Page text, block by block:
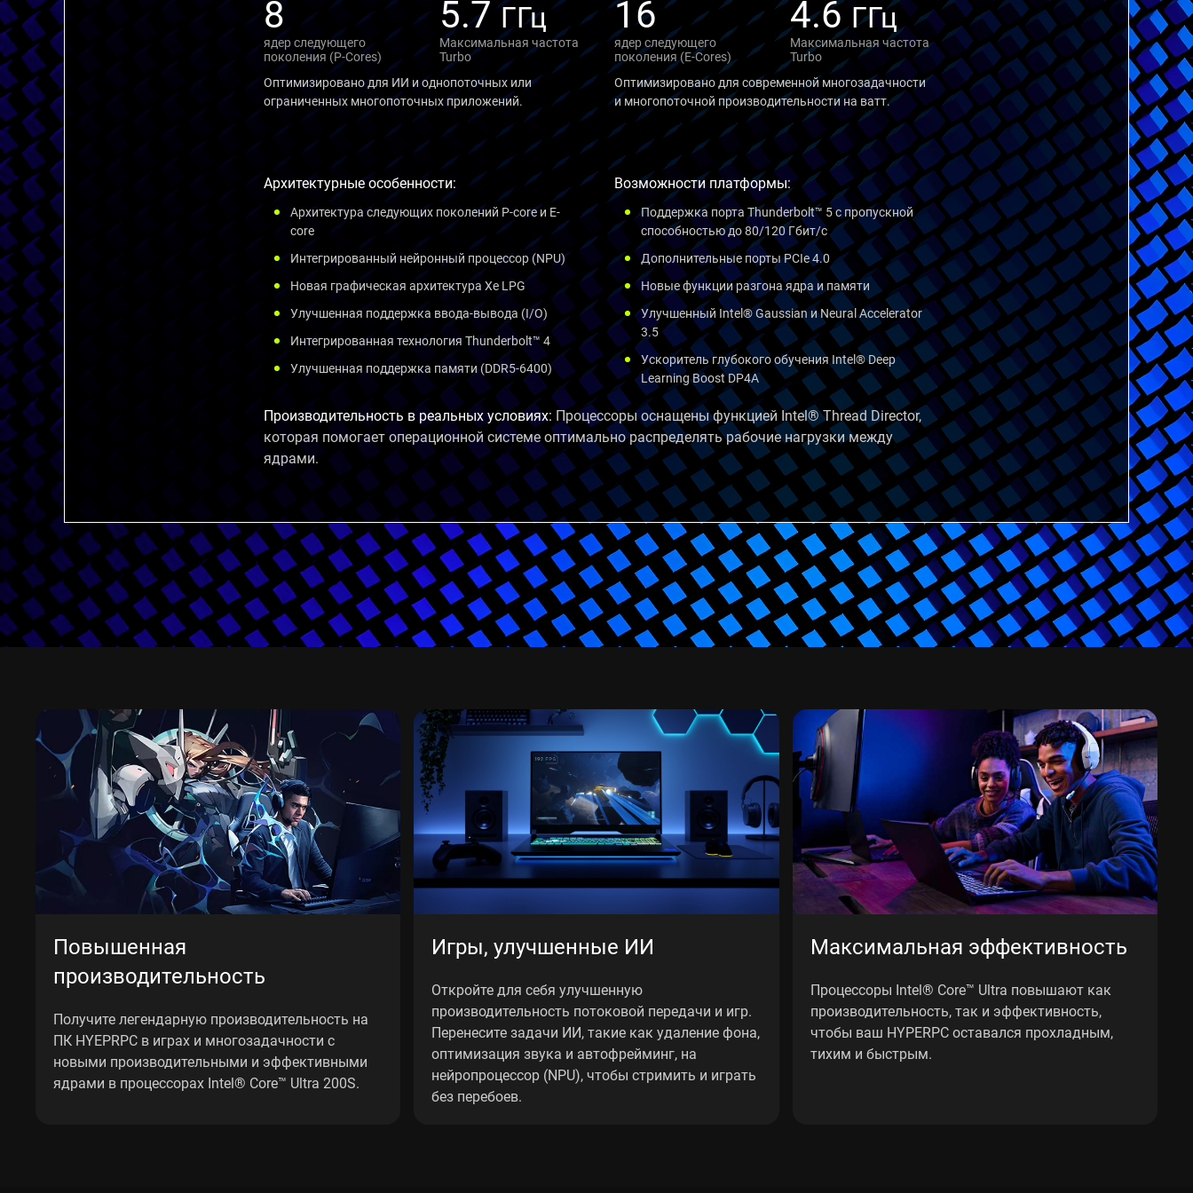
8
ядер следующего
поколения (P-Cores)
5.7ГГц
Максимальная частота
Turbo
Оптимизировано для ИИ и однопоточных или
ограниченных многопоточных приложений.
16
ядер следующего
поколения (E-Cores)
4.6ГГц
Максимальная частота
Turbo
Оптимизировано для современной многозадачности
и многопоточной производительности на ватт.
Архитектурные особенности:
Архитектура следующих поколений P-core и E-
core
Интегрированный нейронный процессор (NPU)
Новая графическая архитектура Xe LPG
Улучшенная поддержка ввода-вывода (I/O)
Интегрированная технология Thunderbolt™ 4
Улучшенная поддержка памяти (DDR5-6400)
Возможности платформы:
Поддержка порта Thunderbolt™ 5 с пропускной
способностью до 80/120 Гбит/с
Дополнительные порты PCIe 4.0
Новые функции разгона ядра и памяти
Улучшенный Intel® Gaussian и Neural Accelerator
3.5
Ускоритель глубокого обучения Intel® Deep
Learning Boost DP4A
Производительность в реальных условиях: Процессоры оснащены функцией Intel® Thread Director,
которая помогает операционной системе оптимально распределять рабочие нагрузки между
ядрами.
Повышенная
производительность
Получите легендарную производительность на
ПК HYEPRPC в играх и многозадачности с
новыми производительными и эффективными
ядрами в процессорах Intel® Core™ Ultra 200S.
Игры, улучшенные ИИ
Откройте для себя улучшенную
производительность потоковой передачи и игр.
Перенесите задачи ИИ, такие как удаление фона,
оптимизация звука и автофрейминг, на
нейропроцессор (NPU), чтобы стримить и играть
без перебоев.
Максимальная эффективность
Процессоры Intel® Core™ Ultra повышают как
производительность, так и эффективность,
чтобы ваш HYPERPC оставался прохладным,
тихим и быстрым.